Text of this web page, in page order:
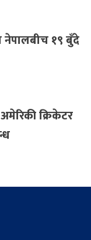
नेपालबीच १९ बुँदे
क्रिकेटर